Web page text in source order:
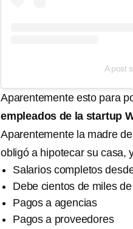
A post
Aparentemente esto para
empleados de la startup
Aparentemente la madre
obligó a hipotecar su casa,
Salarios completos
Debe cientos de miles
Pagos a agencias
Pagos a proveedores